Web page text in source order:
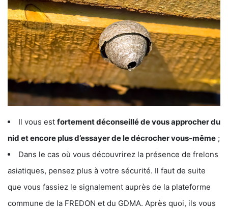
Il vous est fortement déconseillé de vous approcher du
nid et encore plus d’essayer de le décrocher vous-même ;
Dans le cas où vous découvrirez la présence de frelons
asiatiques, pensez plus à votre sécurité. Il faut de suite
que vous fassiez le signalement auprès de la plateforme
commune de la FREDON et du GDMA. Après quoi, ils vous